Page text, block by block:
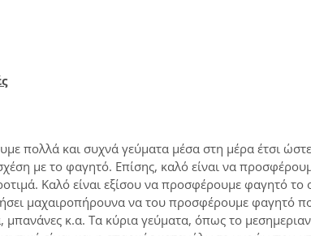
πολλά και συχνά γεύματα μέσα στη μέρα έτσι ώστε
με το φαγητό. Επίσης, καλό είναι να
Καλό είναι εξίσου να προσφέρουμε φαγητό
μαχαιροπήρουνα να του προσφέρουμε φαγητό
κ.α. Τα κύρια γεύματα, όπως το